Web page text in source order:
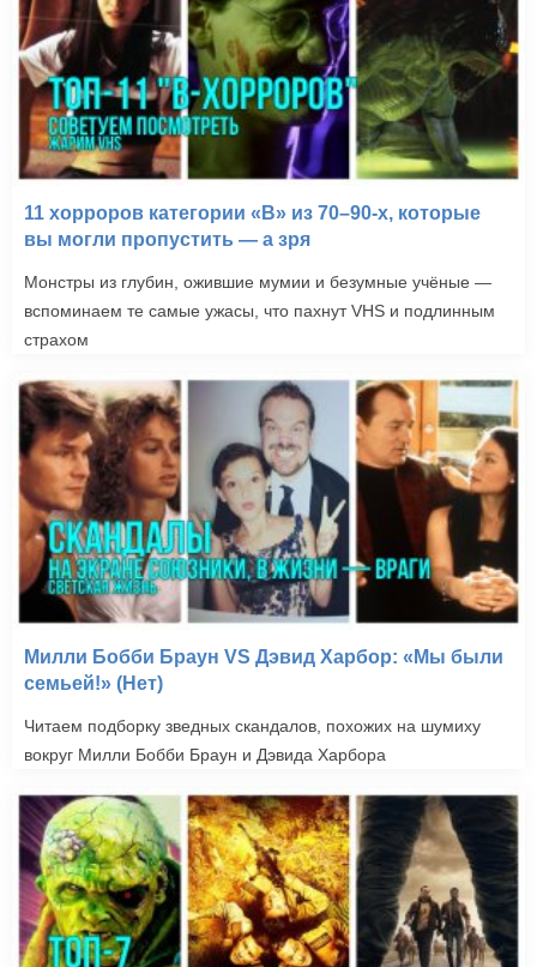
11 хорроров категории «B» из 70–90-х, которые
вы могли пропустить — а зря
Монстры из глубин, ожившие мумии и безумные учёные —
вспоминаем те самые ужасы, что пахнут VHS и подлинным
страхом
Милли Бобби Браун VS Дэвид Харбор: «Мы были
семьей!» (Нет)
Читаем подборку зведных скандалов, похожих на шумиху
вокруг Милли Бобби Браун и Дэвида Харбора